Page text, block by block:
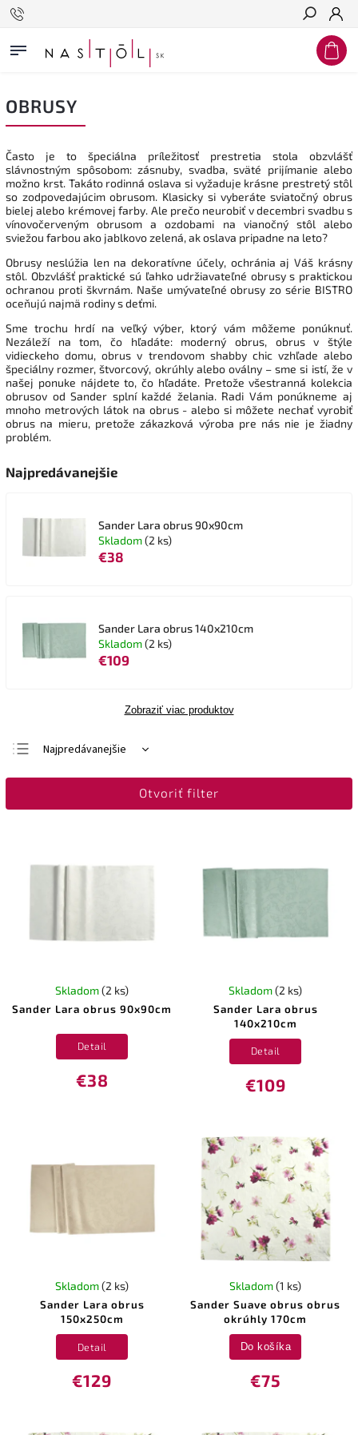
Hľadať
OBRUSY
Často je to špeciálna príležitosť prestretia stola obzvlášť
slávnostným spôsobom: zásnuby, svadba, sväté prijímanie alebo
možno krst. Takáto rodinná oslava si vyžaduje krásne prestretý stôl
so zodpovedajúcim obrusom. Klasicky si vyberáte sviatočný obrus
bielej alebo krémovej farby. Ale prečo neurobiť v decembri svadbu s
vínovočerveným obrusom a ozdobami na vianočný stôl alebo
sviežou farbou ako jablkovo zelená, ak oslava pripadne na leto?
Obrusy neslúžia len na dekoratívne účely, ochránia aj Váš krásny
stôl. Obzvlášť praktické sú ľahko udržiavateľné obrusy s praktickou
ochranou proti škvrnám. Naše umývateľné obrusy zo série BISTRO
oceňujú najmä rodiny s deťmi.
Sme trochu hrdí na veľký výber, ktorý vám môžeme ponúknuť.
Nezáleží na tom, čo hľadáte: moderný obrus, obrus v štýle
vidieckeho domu, obrus v trendovom shabby chic vzhľade alebo
špeciálny rozmer, štvorcový, okrúhly alebo oválny – sme si istí, že v
našej ponuke nájdete to, čo hľadáte. Pretože všestranná kolekcia
obrusov od Sander splní každé želania. Radi Vám ponúkneme aj
mnoho metrových látok na obrus - alebo si môžete nechať vyrobiť
obrus na mieru, pretože zákazková výroba pre nás nie je žiadny
problém.
Najpredávanejšie
Sander Lara obrus 90x90cm
Skladom(2 ks)
€38
Sander Lara obrus 140x210cm
Skladom(2 ks)
€109
Zobraziť viac produktov
Najlacnejšie
Najpredávanejšie
Otvoriť filter
Sander Lara obrus 90x90cm
Skladom(2 ks)
€38
Detail
Sander Lara obrus
140x210cm
Skladom(2 ks)
€109
Detail
Sander Lara obrus
150x250cm
Skladom(2 ks)
€129
Detail
Sander Suave obrus obrus
okrúhly 170cm
Skladom(1 ks)
€75
Do košíka